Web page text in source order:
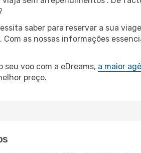
saber para reservar a sua
as nossas informações
seu voo com a eDreams, a maior
preço.